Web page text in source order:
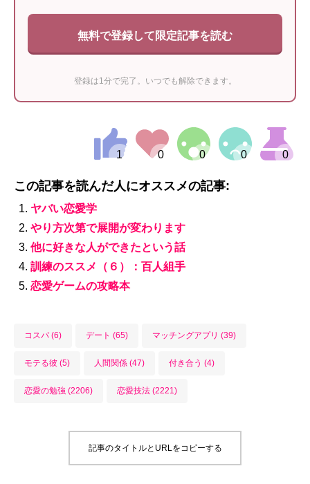
無料で登録して限定記事を読む
登録は1分で完了。いつでも解除できます。
この記事を読んだ人にオススメの記事:
ヤバい恋愛学
やり方次第で展開が変わります
他に好きな人ができたという話
訓練のススメ（６）：百人組手
恋愛ゲームの攻略本
コスパ (6) デート (65) マッチングアプリ (39)
モテる彼 (5) 人間関係 (47) 付き合う (4)
恋愛の勉強 (2206) 恋愛技法 (2221)
記事のタイトルとURLをコピーする